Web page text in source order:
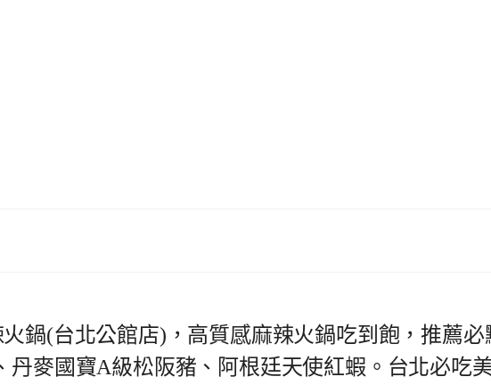
火鍋(台北公館店)，高質感麻辣火鍋吃到飽，推薦必
丹麥國寶A級松阪豬、阿根廷天使紅蝦。台北必吃